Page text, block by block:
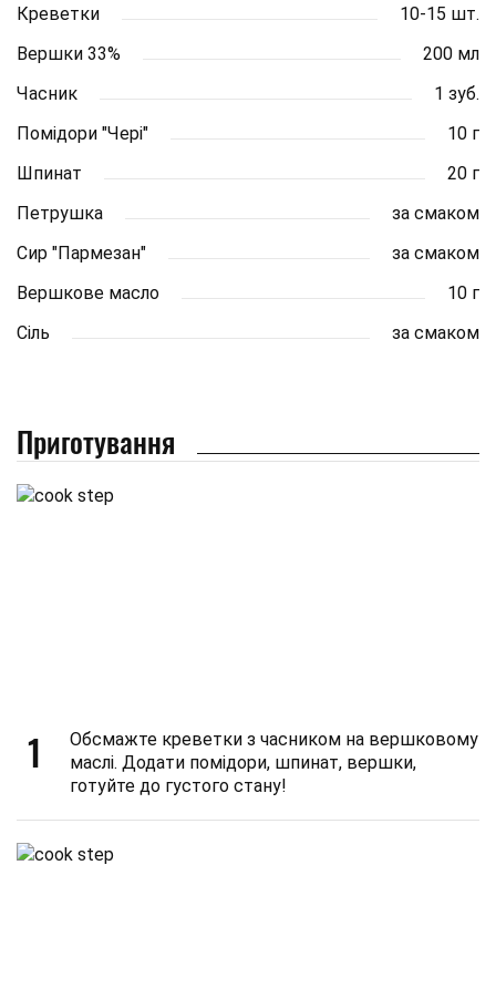
Креветки
10-15 шт.
Вершки 33%
200 мл
Часник
1 зуб.
Помідори "Чері"
10 г
Шпинат
20 г
Петрушка
за смаком
Сир "Пармезан"
за смаком
Вершкове масло
10 г
Сіль
за смаком
Приготування
1
Обсмажте креветки з часником на вершковому
маслі. Додати помідори, шпинат, вершки,
готуйте до густого стану!